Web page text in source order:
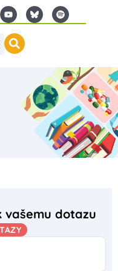
vašemu dotazu